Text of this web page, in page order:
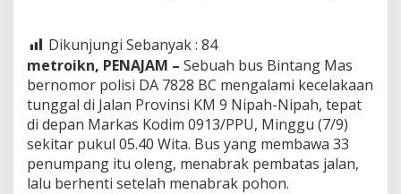
Dikunjungi Sebanyak : 84
metroikn, PENAJAM – Sebuah bus Bintang Mas
bernomor polisi DA 7828 BC mengalami kecelakaan
tunggal di Jalan Provinsi KM 9 Nipah-Nipah, tepat
di depan Markas Kodim 0913/PPU, Minggu (7/9)
sekitar pukul 05.40 Wita. Bus yang membawa 33
penumpang itu oleng, menabrak pembatas jalan,
lalu berhenti setelah menabrak pohon.